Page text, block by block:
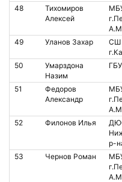
48
Тихомиров
Алексей
А.М
49 Уланов Захар
СШ
50
Умарздона
Назим
51
Федоров
Александр
А.М
52 Филонов Илья
р-
53 Чернов Роман
А.М